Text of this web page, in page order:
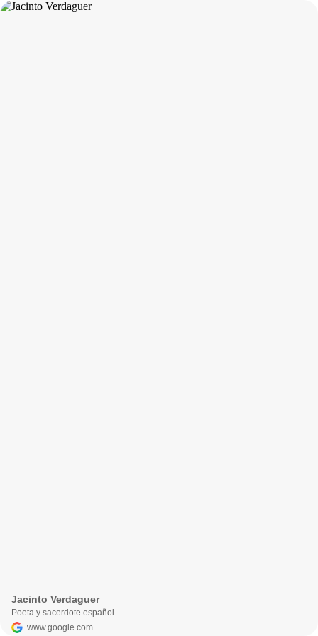
Jacinto Verdaguer
Poeta y sacerdote español
www.google.com